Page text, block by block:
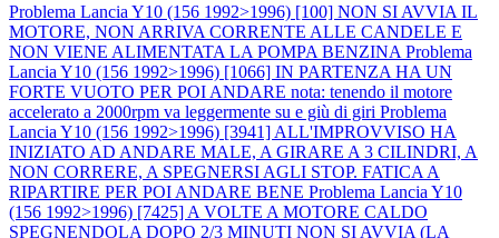
Problema Lancia Y10 (156 1992>1996) [100] NON SI AVVIA IL
MOTORE, NON ARRIVA CORRENTE ALLE CANDELE E
NON VIENE ALIMENTATA LA POMPA BENZINA Problema
Lancia Y10 (156 1992>1996) [1066] IN PARTENZA HA UN
FORTE VUOTO PER POI ANDARE nota: tenendo il motore
accelerato a 2000rpm va leggermente su e giù di giri Problema
Lancia Y10 (156 1992>1996) [3941] ALL'IMPROVVISO HA
INIZIATO AD ANDARE MALE, A GIRARE A 3 CILINDRI, A
NON CORRERE, A SPEGNERSI AGLI STOP. FATICA A
RIPARTIRE PER POI ANDARE BENE Problema Lancia Y10
(156 1992>1996) [7425] A VOLTE A MOTORE CALDO
SPEGNENDOLA DOPO 2/3 MINUTI NON SI AVVIA (LA